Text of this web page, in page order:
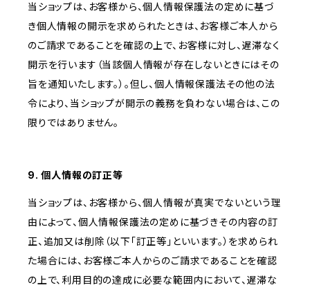
当ショップは、お客様から、個人情報保護法の定めに基づ
き個人情報の開示を求められたときは、お客様ご本人から
のご請求であることを確認の上で、お客様に対し、遅滞なく
開示を行います（当該個人情報が存在しないときにはその
旨を通知いたします。）。但し、個人情報保護法その他の法
令により、当ショップが開示の義務を負わない場合は、この
限りではありません。
9. 個人情報の訂正等
当ショップは、お客様から、個人情報が真実でないという理
由によって、個人情報保護法の定めに基づきその内容の訂
正、追加又は削除（以下「訂正等」といいます。）を求められ
た場合には、お客様ご本人からのご請求であることを確認
の上で、利用目的の達成に必要な範囲内において、遅滞な